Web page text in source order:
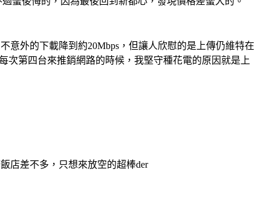
意外的下載降到約20Mbps，但讓人欣慰的是上傳仍維特在
次第四台來推銷網路的時候，我堅守種花電的原因就是上
店差不多，只想來放空的超棒der